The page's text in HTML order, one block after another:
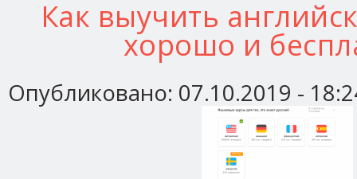
Как выучить
хорошо и
Опубликовано: 07.10.2019 -